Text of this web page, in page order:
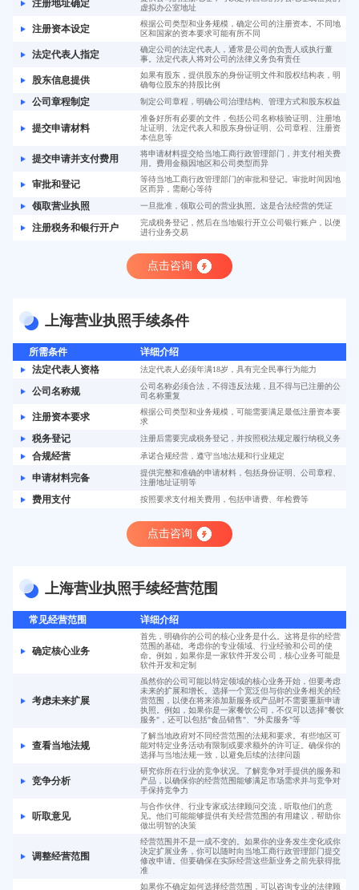
注册地址确定
虚拟办公室地址
注册资本设定
根据公司类型和业务规模，确定公司的注册资本。不同地
区和国家的资本要求可能有所不同
法定代表人指定
确定公司的法定代表人，通常是公司的负责人或执行董
事。法定代表人将对公司的法律义务负有责任
股东信息提供
如果有股东，提供股东的身份证明文件和股权结构表，明
确每位股东的持股比例
公司章程制定 制定公司章程，明确公司治理结构、管理方式和股东权益
提交申请材料
准备好所有必要的文件，包括公司名称核验证明、注册地
址证明、法定代表人和股东身份证明、公司章程、注册资
本信息等
提交申请并支付费用
将申请材料提交给当地工商行政管理部门，并支付相关费
用。费用金额因地区和公司类型而异
审批和登记
等待当地工商行政管理部门的审批和登记。审批时间因地
区而异，需耐心等待
领取营业执照 一旦批准，领取公司的营业执照。这是合法经营的凭证
注册税务和银行开户
完成税务登记，然后在当地银行开立公司银行账户，以便
进行业务交易
点击咨询
上海营业执照手续条件
所需条件
详细介绍
法定代表人资格
法定代表人必须年满18岁，具有完全民事行为能力
公司名称规
公司名称必须合法，不得违反法规，且不得与已注册的公
司名称重复
注册资本要求
根据公司类型和业务规模，可能需要满足最低注册资本要
求
税务登记 注册后需要完成税务登记，并按照税法规定履行纳税义务
合规经营 承诺合规经营，遵守当地法规和行业规定
申请材料完备
提供完整和准确的申请材料，包括身份证明、公司章程、
注册地址证明等
费用支付 按照要求支付相关费用，包括申请费、年检费等
点击咨询
上海营业执照手续经营范围
常见经营范围 详细介绍
确定核心业务
首先，明确你的公司的核心业务是什么。这将是你的经营
范围的基础。考虑你的专业领域、行业经验和公司的使
命。例如，如果你是一家软件开发公司，核心业务可能是
软件开发和定制
考虑未来扩展
虽然你的公司可能以特定领域的核心业务开始，但要考虑
未来的扩展和增长。选择一个宽泛但与你的业务相关的经
营范围，以便在将来添加新服务或产品时不需要重新申请
执照。例如，如果你是一家餐饮公司，不仅可以选择"餐饮
服务"，还可以包括"食品销售"、"外卖服务"等
查看当地法规
了解当地政府对不同经营范围的法规和要求。有些地区可
能对特定业务活动有限制或要求额外的许可证。确保你的
选择与当地法规一致，以避免后续的法律问题
竞争分析
研究你所在行业的竞争状况。了解竞争对手提供的服务和
产品，以确保你的经营范围能够满足市场需求并与竞争对
手保持竞争力
听取意见
与合作伙伴、行业专家或法律顾问交流，听取他们的意
见。他们可能能够提供有关经营范围的有用建议，帮助你
做出明智的决策
调整经营范围
经营范围并不是一成不变的。如果你的业务发生变化或你
决定扩展业务，你可以随时向当地工商行政管理部门提交
修改申请。但要确保在实际经营这些新业务之前先获得批
准
如果你不确定如何选择经营范围，可以咨询专业的法律顾